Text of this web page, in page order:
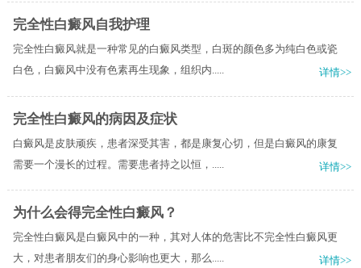
完全性白癜风自我护理
完全性白癜风就是一种常见的白癜风类型，白斑的颜色多为纯白色或瓷
白色，白癜风中没有色素再生现象，组织内.....
详情>>
完全性白癜风的病因及症状
白癜风是皮肤顽疾，患者深受其害，都是康复心切，但是白癜风的康复
需要一个漫长的过程。需要患者持之以恒，.....
详情>>
为什么会得完全性白癜风？
完全性白癜风是白癜风中的一种，其对人体的危害比不完全性白癜风更
大，对患者朋友们的身心影响也更大，那么.....
详情>>